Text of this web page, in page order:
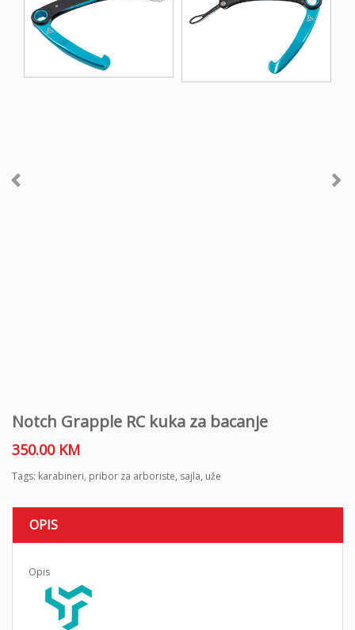
Notch Grapple RC kuka za bacanje
350.00 KM
Tags: karabineri, pribor za arboriste, sajla, uže
OPIS
Opis